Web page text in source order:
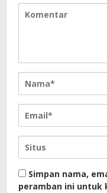
Simpan nama,
peramban ini untuk